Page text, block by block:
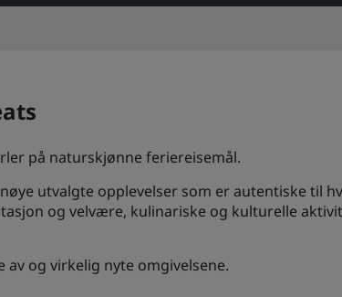
på naturskjønne feriereisemål.
utvalgte opplevelser som er autentiske til
og velvære, kulinariske og kulturelle
og virkelig nyte omgivelsene.